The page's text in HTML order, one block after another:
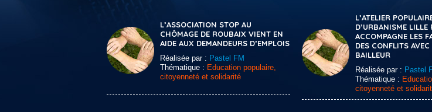
L’ASSOCIATION STOP AU
CHÔMAGE DE ROUBAIX VIENT EN
AIDE AUX DEMANDEURS D’EMPLOIS
Réalisée par : Pastel FM
Thématique : Education populaire,
citoyenneté et solidarité
L’ATELIER
D’URBANISME LILLE
ACCOMPAGNE LES
DES CONFLITS AVEC
BAILLEUR
Réalisée par : Pastel
Thématique :
citoyenneté et